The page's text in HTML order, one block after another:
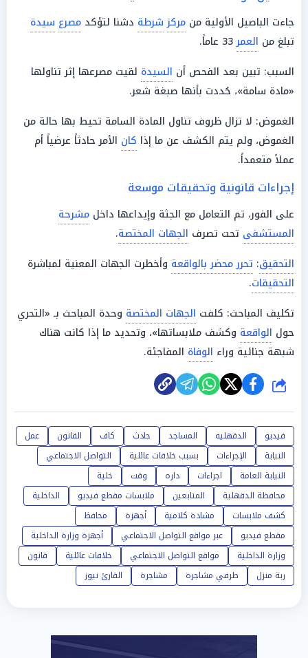
جاءت الباصيل الأولية من مركز شرطة دشنا لتؤكد مصرع سيدة
تبلغ من العمر33 عاماً.
السبب: تبين بعد الفحص أن السيدة لقيت مصرعها إثر تناولها
«مادة سامة»، حُددت بأنها صبغة شعر.
الغموض: لا تزال ظروف تناول المادة السامة تحيط بها حالة من
الغموض، ولم يتم الكشف عن ما إذا كان الأمر حادثاً عرضياً أم
عملاً متعمداً.
إجراءات قانونية وتحقيقات موسعة
على الفور، تم التعامل مع الجثة وإيداعها داخل مشرحة
المستشفى تحت تصرف الجهات المختصة.
التحقيق: تحرر محضر بالواقعة وأخطرت الجهات المعنية لمباشرة
التحقيقات.
تكليف المباحث: كلفت الجهات المختصة وحدة المباحث بـ «التحري
حول الواقعة وكشف ملابساتها»، وتحديد ما إذا كانت هناك
شبهة جنائية وراء الوفاة المفاجئة.
شارك
فيديو الدقهليه المساجد حادث كاف القانون
عمل
النيابة
الإجراءات بسبب خلافات عائلية
التواصل الاجتماعي
النيابة العامة
اجراءات داره وقت
خلية
محافظة الدقهلية
المتابعين ملابسات مقطع فيديو
الداخلية
كشف ملابسات
مشادة كلامية أجهزة
محافظ
مقطع فيديو
عبر مواقع التواصل الاجتماعي
أجهزة وزارة الداخلية
وزارة الداخلية
مواقع التواصل الاجتماعي خلافات عائلية
قانون
ربة منزل
طرفي مشاجرة مشاجرة القارئ نيوز